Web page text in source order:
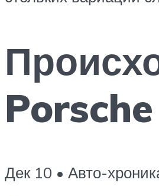
Porsche
Дек 10 • Авто-